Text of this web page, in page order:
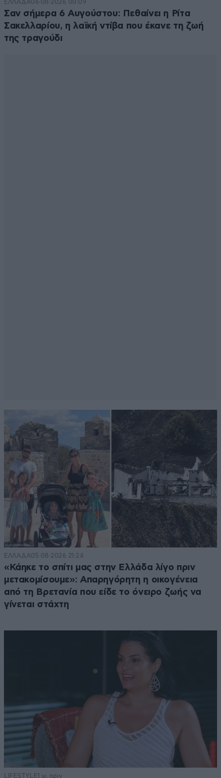
ΕΛΛΑΔΑ06·08·2026 00:09
Σαν σήμερα 6 Αυγούστου: Πεθαίνει η Ρίτα
Σακελλαρίου, η λαϊκή ντίβα που έκανε τη ζωή
της τραγούδι
ΕΛΛΑΔΑ05·08·2026 21:24
«Κάηκε το σπίτι μας στην Ελλάδα λίγο πριν
μετακομίσουμε»: Απαρηγόρητη η οικογένεια
από τη Βρετανία που είδε το όνειρο ζωής να
γίνεται στάχτη
LIFESTYLE1 ω. πριν